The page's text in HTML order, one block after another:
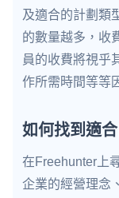
及適合的計劃類
的數量越多，收
員的收費將視乎
作所需時間等等
如何找到適
在Freehunter上
企業的經營理念